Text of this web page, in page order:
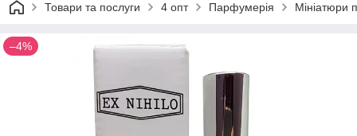
Товари та послуги 4 опт Парфумерія Мініатюри
–4%